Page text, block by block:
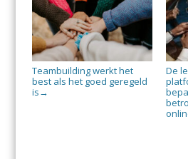
Teambuilding werkt het
best als het goed geregeld
is →
De